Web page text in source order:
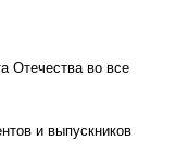
Отечества во все
и выпускников